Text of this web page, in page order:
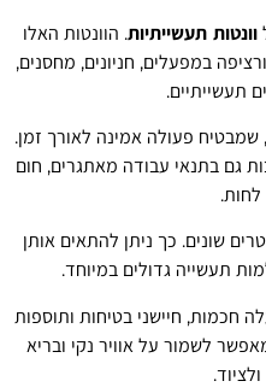
וונטות תעשייתיות. הוונטות האלו
במפעלים, חניונים, מחסנים,
תעשייתיים.
שמבטיח פעולה אמינה לאורך זמן.
גם בתנאי עבודה מאתגרים, חום
לחות.
שונים. כך ניתן להתאים אותן
תעשייה גדולים במיוחד.
חכמות, חיישני בטיחות ותוספות
לשמור על אוויר נקי ובריא